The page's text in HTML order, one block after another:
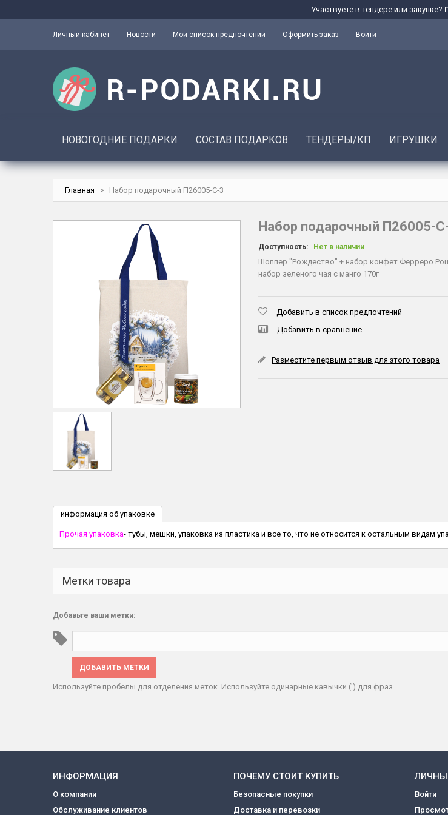
Участвуете в тендере или закупке?
Личный кабинет Новости Мой список предпочтений Оформить заказ Войти
НОВОГОДНИЕ ПОДАРКИ СОСТАВ ПОДАРКОВ ТЕНДЕРЫ/КП ИГРУШКИ
Главная > Набор подарочный П26005-С-3
Набор подарочный П26005-
Доступность: Нет в наличии
Шоппер "Рождество" + набор конфет Ферреро
набор зеленого чая с манго 170г
Добавить в список предпочтений
Добавить в сравнение
Разместите первым отзыв для этого товара
информация об упаковке
Прочая упаковка- тубы, мешки, упаковка из пластика и все то, что не относится к остальным видам
Метки товара
Добавьте ваши метки:
ДОБАВИТЬ МЕТКИ
Используйте пробелы для отделения меток. Используйте одинарные кавычки (') для фраз.
ИНФОРМАЦИЯ
О компании
Обслуживание клиентов
ПОЧЕМУ СТОИТ КУПИТЬ
Безопасные покупки
Доставка и перевозки
Войти